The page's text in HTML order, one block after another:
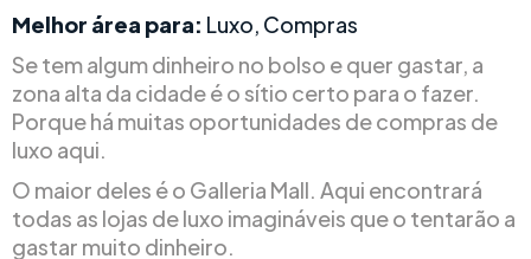
Melhor área para: Luxo, Compras
Se tem algum dinheiro no bolso e quer gastar, a
zona alta da cidade é o sítio certo para o fazer.
Porque há muitas oportunidades de compras de
luxo aqui.
O maior deles é o Galleria Mall. Aqui encontrará
todas as lojas de luxo imagináveis que o tentarão a
gastar muito dinheiro.